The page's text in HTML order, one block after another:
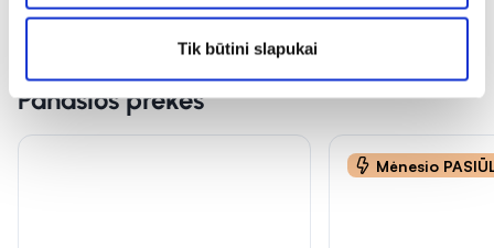
Tik būtini slapukai
Panašios prekės
Mėnesio